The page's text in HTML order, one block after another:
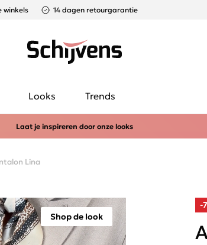
winkels 14 dagen retourgarantie
Looks Trends
Laat je inspireren door onze looks
Lina
Shop de look
-